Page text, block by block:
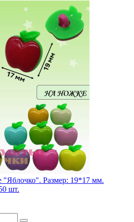
"Яблочко". Размер: 19*17 мм.
шт.